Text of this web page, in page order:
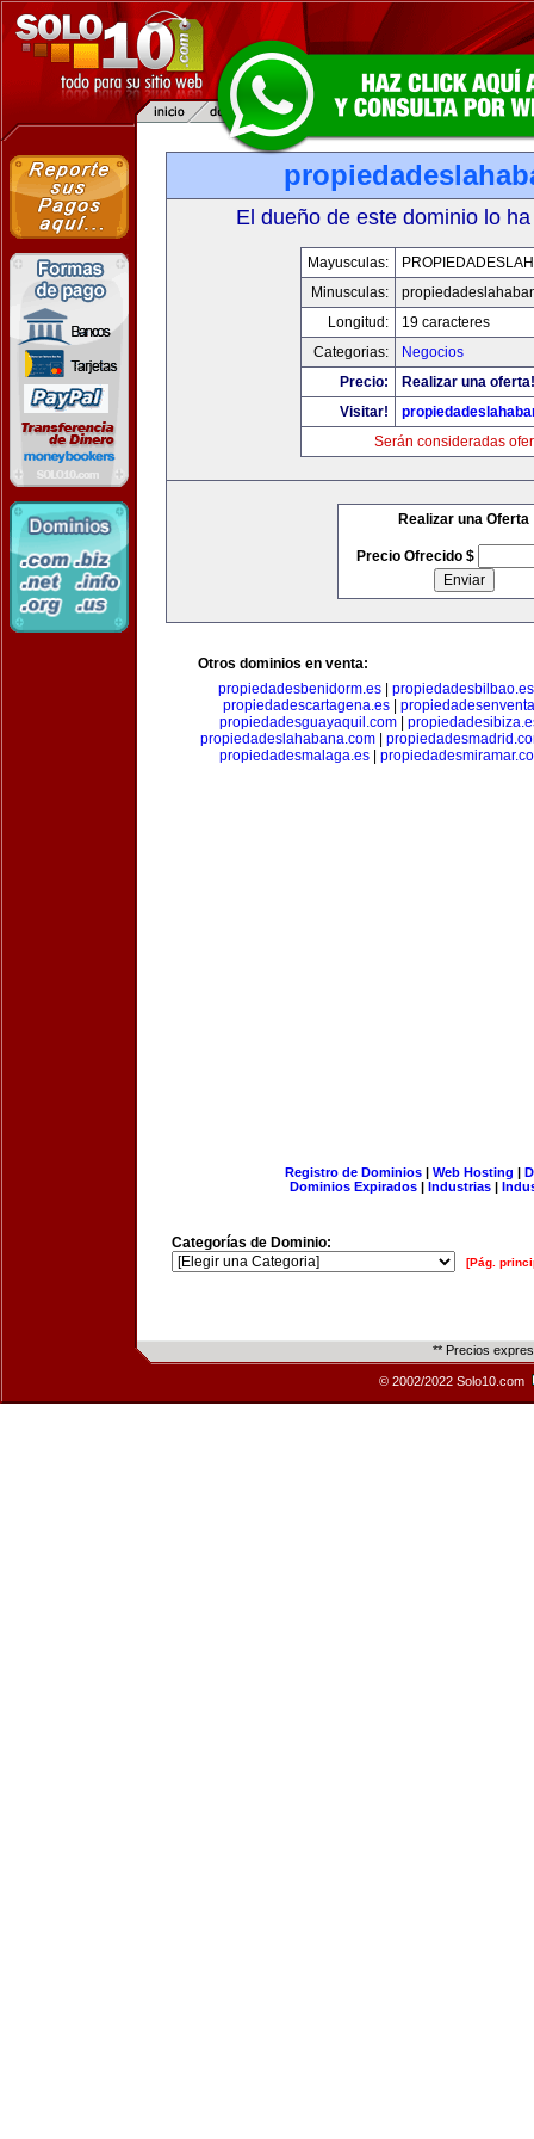
El dueño de este dominio lo
Mayusculas:
Minusculas:
Longitud:
19 caracteres
Categorias:
Negocios
Precio:
Realizar una oferta!
Visitar!
Serán consideradas
Realizar una Oferta
Precio Ofrecido $
Otros dominios en venta:
propiedadesbenidorm.es
propiedadesbilbao.es
propiedadescartagena.es|
propiedadesguayaquil.com
propiedadeslahabana.com|
propiedadesmalaga.es|
Registro de Dominios| Web Hosting |
Dominios Expirados | Industrias |
Categorías de Dominio:
[Pág.
** Precios
© 2002/2022 Solo10.com